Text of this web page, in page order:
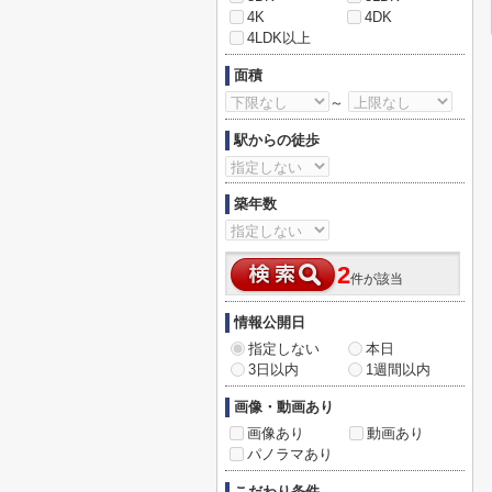
4K
4DK
4LDK以上
面積
～
駅からの徒歩
築年数
2件が該当
情報公開日
指定しない
本日
3日以内
1週間以内
画像・動画あり
画像あり
動画あり
パノラマあり